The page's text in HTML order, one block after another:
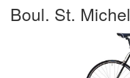
Boul. St. Michel